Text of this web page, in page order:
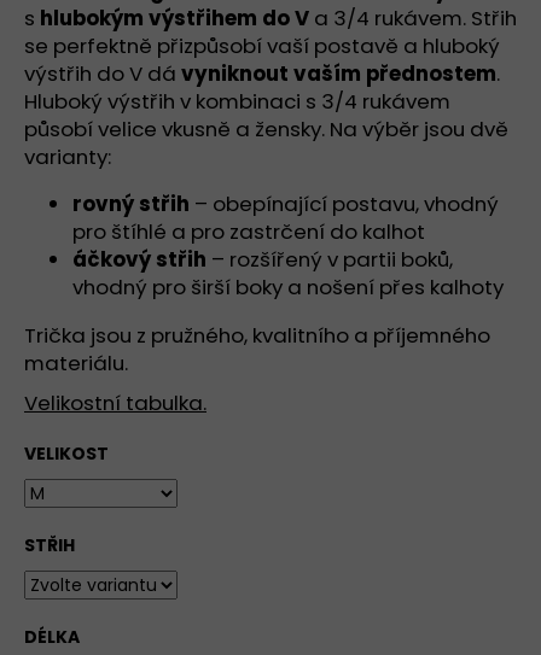
s hlubokým výstřihem do V a 3/4 rukávem. Střih
se perfektně přizpůsobí vaší postavě a hluboký
výstřih do V dá vyniknout vaším přednostem.
Hluboký výstřih v kombinaci s 3/4 rukávem
působí velice vkusně a žensky. Na výběr jsou dvě
varianty:
rovný střih – obepínající postavu, vhodný
pro štíhlé a pro zastrčení do kalhot
áčkový střih – rozšířený v partii boků,
vhodný pro širší boky a nošení přes kalhoty
Trička jsou z pružného, kvalitního a příjemného
materiálu.
Velikostní tabulka.
VELIKOST
STŘIH
DÉLKA
TÍLKO
S
HRANATÝM
VÝSTŘIHEM
-
BÍLÁ
-